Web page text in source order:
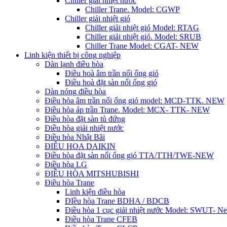
Chiller Trane. Model: CGWP
Chiller giải nhiệt gió
Chiller giải nhiệt gió Model: RTAG
Chiller giải nhiệt gió. Model: SRUB
Chiller Trane Model: CGAT- NEW
Linh kiện thiết bị công nghiệp
Dàn lạnh điều hòa
Điều hoà âm trần nối ống gió
Điều hoà đặt sàn nối ống gió
Dàn nóng điều hòa
Điều hòa âm trần nối ống gió model: MCD-TTK. NEW
Điều hòa áp trần Trane. Model: MCX- TTK- NEW
Điều hòa đặt sàn tủ đứng
Điều hòa giải nhiệt nước
Điều hòa Nhật Bãi
ĐIÊU HOA DAIKIN
Điều hòa đặt sàn nối ống gió TTA/TTH/TWE-NEW
Điều hòa LG
ĐIỀU HÒA MITSHUBISHI
Điều hòa Trane
Linh kiện điều hòa
ĐIều hòa Trane BDHA / BDCB
Điều hòa 1 cục giải nhiệt nước Model: SWUT-
Điều hòa Trane CFEB